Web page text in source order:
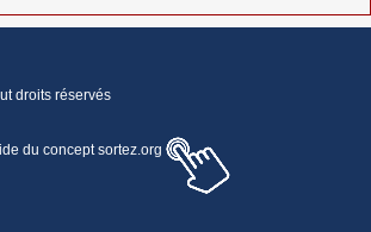
droits réservés
du conceptsortez.org